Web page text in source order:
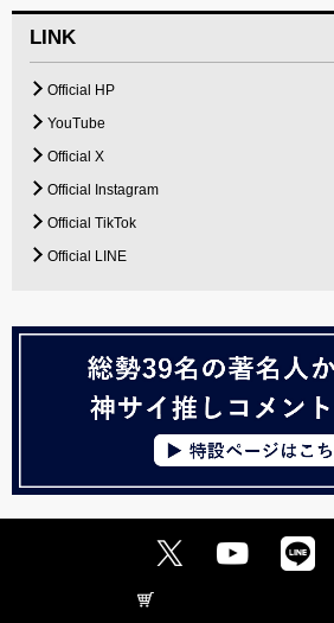
LINK
Official HP
YouTube
Official X
Official Instagram
Official TikTok
Official LINE